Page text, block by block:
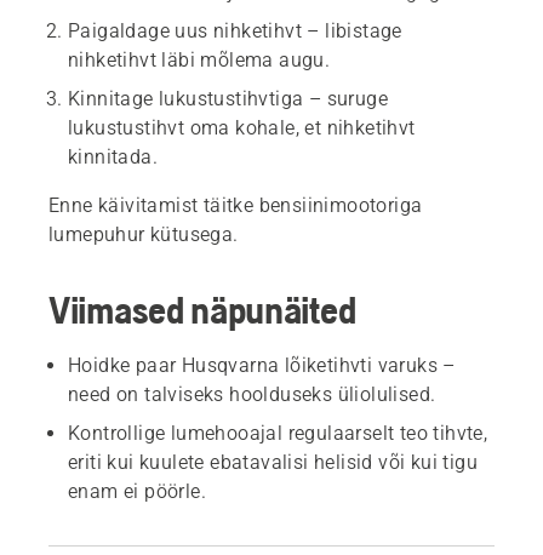
Paigaldage uus nihketihvt – libistage
nihketihvt läbi mõlema augu.
Kinnitage lukustustihvtiga – suruge
lukustustihvt oma kohale, et nihketihvt
kinnitada.
Enne käivitamist täitke bensiinimootoriga
lumepuhur kütusega.
Viimased näpunäited
Hoidke paar Husqvarna lõiketihvti varuks –
need on talviseks hoolduseks üliolulised.
Kontrollige lumehooajal regulaarselt teo tihvte,
eriti kui kuulete ebatavalisi helisid või kui tigu
enam ei pöörle.